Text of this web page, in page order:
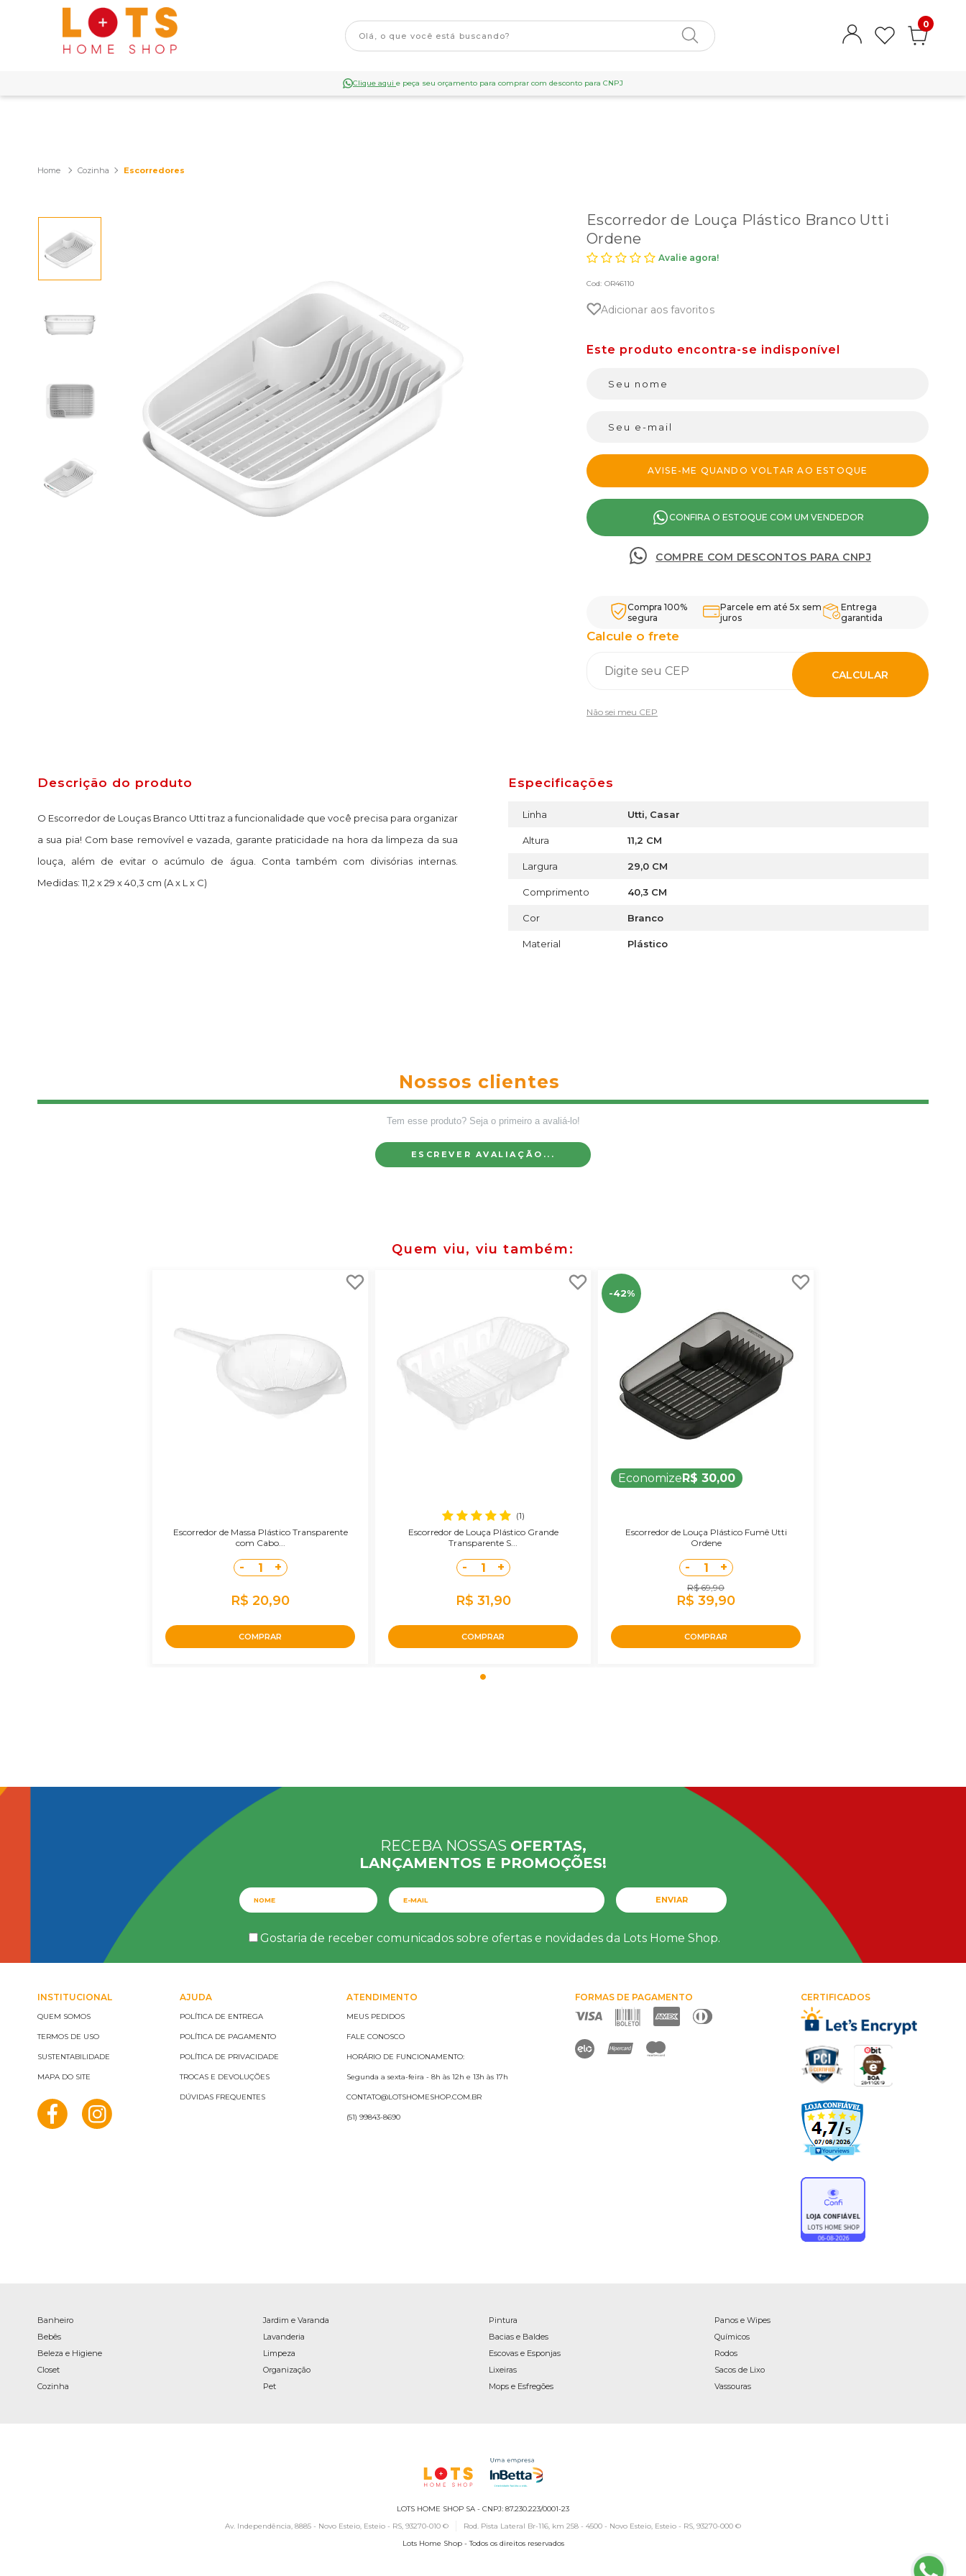
0
Clique aqui e peça seu orçamento para comprar com desconto para CNPJ
Cozinha Escorredores
Escorredor de Louça Plástico Branco Utti
Ordene
Avalie agora!
Cod: OR46110
Adicionar aos favoritos
CONFIRA O ESTOQUE COM UM VENDEDOR
COMPRE COM DESCONTOS PARA CNPJ
Calcule o frete
CALCULAR
Não sei meu CEP
Compra 100%
segura
Parcele em até 5x sem
juros
Entrega
garantida
Descrição do produto
O Escorredor de Louças Branco Utti traz a funcionalidade que você precisa para organizar
a sua pia! Com base removível e vazada, garante praticidade na hora da limpeza da sua
louça, além de evitar o acúmulo de água. Conta também com divisórias internas.
Medidas: 11,2 x 29 x 40,3 cm (A x L x C)
Especificações
Linha Utti, Casar
Altura 11,2 CM
Largura 29,0 CM
Comprimento 40,3 CM
Cor Branco
Material Plástico
Nossos clientes
Tem esse produto? Seja o primeiro a avaliá-lo!
ESCREVER AVALIAÇÃO...
Quem viu, viu também
Escorredor de Massa Plástico Transparente
com Cabo...
- 1 +
R$ 20,90
COMPRAR
(1)
Escorredor de Louça Plástico Grande
Transparente S...
- 1 +
R$ 31,90
COMPRAR
-42%
EconomizeR$ 30,00
Escorredor de Louça Plástico Fumê Utti
Ordene
- 1 +
R$ 69,90
R$ 39,90
COMPRAR
RECEBA NOSSAS OFERTAS,
LANÇAMENTOS E PROMOÇÕES!
Gostaria de receber comunicados sobre ofertas e novidades da Lots Home Shop.
ENVIAR
INSTITUCIONAL
QUEM SOMOS
TERMOS DE USO
SUSTENTABILIDADE
MAPA DO SITE
AJUDA
POLÍTICA DE ENTREGA
POLÍTICA DE PAGAMENTO
POLÍTICA DE PRIVACIDADE
TROCAS E DEVOLUÇÕES
DÚVIDAS FREQUENTES
ATENDIMENTO
MEUS PEDIDOS
FALE CONOSCO
HORÁRIO DE FUNCIONAMENTO:
Segunda a sexta-feira - 8h às 12h e 13h às 17h
CONTATO@LOTSHOMESHOP.COM.BR
(51) 99843-8690
FORMAS DE PAGAMENTO CERTIFICADOS
Banheiro
Bebês
Beleza e Higiene
Closet
Cozinha
Jardim e Varanda
Lavanderia
Limpeza
Organização
Pet
Pintura
Bacias e Baldes
Escovas e Esponjas
Lixeiras
Mops e Esfregões
Panos e Wipes
Químicos
Rodos
Sacos de Lixo
Vassouras
LOTS HOME SHOP SA - CNPJ: 87.230.223/0001-23
Av. Independência, 8885 - Novo Esteio, Esteio - RS, 93270-010 ©
Rod. Pista Lateral Br-116, km 258 - 4500 - Novo Esteio, Esteio - RS, 93270-000 ©
Lots Home Shop - Todos os direitos reservados